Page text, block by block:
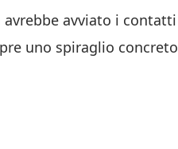
avrebbe avviato i contatti
uno spiraglio concreto